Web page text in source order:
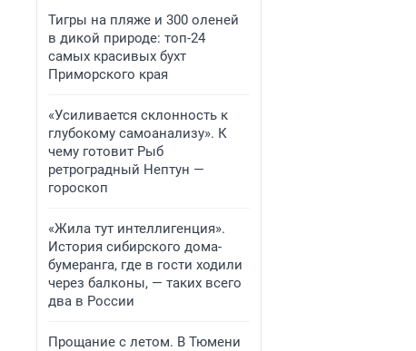
Тигры на пляже и 300 оленей
в дикой природе: топ-24
самых красивых бухт
Приморского края
«Усиливается склонность к
глубокому самоанализу». К
чему готовит Рыб
ретроградный Нептун —
гороскоп
«Жила тут интеллигенция».
История сибирского дома-
бумеранга, где в гости ходили
через балконы, — таких всего
два в России
Прощание с летом. В Тюмени